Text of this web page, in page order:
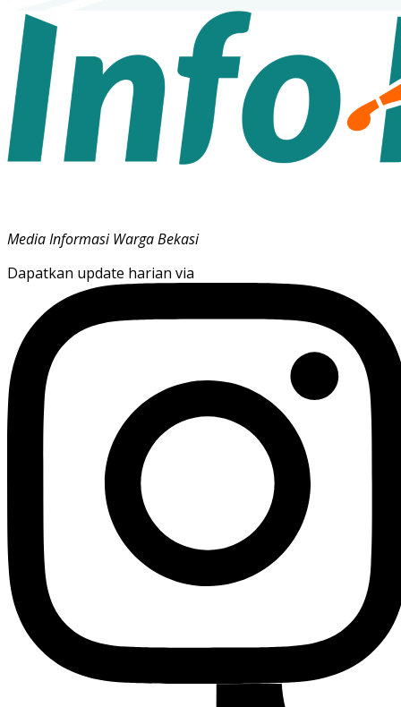
Media Informasi Warga Bekasi
Dapatkan update harian via